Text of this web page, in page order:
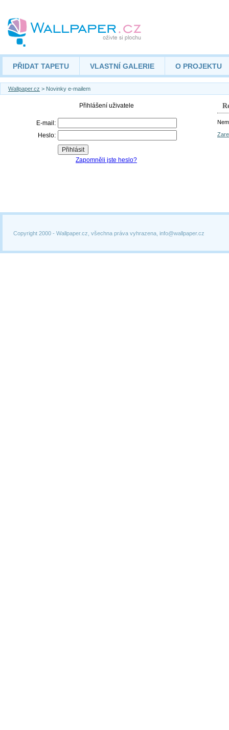
PŘIDAT TAPETU VLASTNÍ GALERIE O PROJEKTU
Wallpaper.cz > Novinky e-mailem
Copyright 2000 - Wallpaper.cz, všechna práva vyhrazena, info@wallpaper.cz